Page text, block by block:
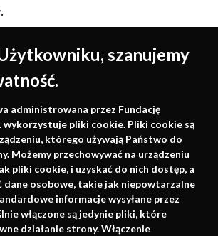
szanujemy
administrowana przez Fundację
wykorzystuje pliki cookie. Pliki cookie są
którego używają Państwo do
Możemy przechowywać na urządzeniu
pliki cookie, i uzyskać do nich dostęp, a
dane osobowe, takie jak niepowtarzalne
informacje wysyłane przez
włączone są jedynie pliki, które
działanie strony. Włączenie
oparta na
faktach
e-learning, wydawnictwo